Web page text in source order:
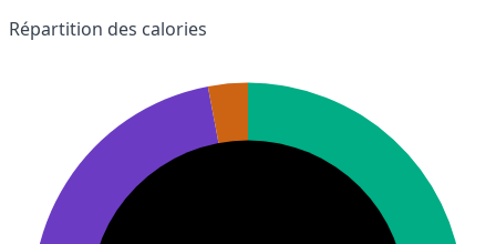
Répartition des calories